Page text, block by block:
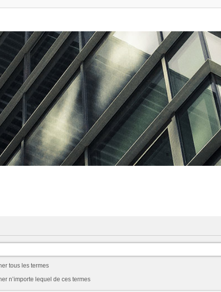
tous les termes
n’importe lequel de ces termes